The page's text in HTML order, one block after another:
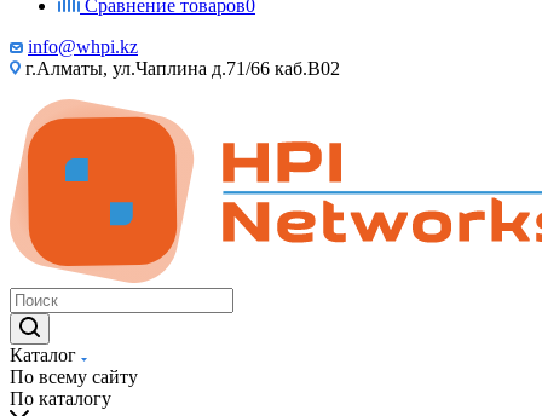
Сравнение товаров0
info@whpi.kz
г.Алматы, ул.Чаплина д.71/66 каб.B02
Каталог
По всему сайту
По каталогу